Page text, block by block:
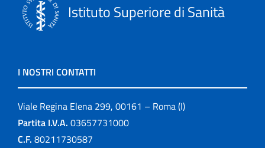
Istituto Superiore di Sanità
I NOSTRI CONTATTI
Viale Regina Elena 299, 00161 – Roma (I)
Partita I.V.A. 03657731000
C.F. 80211730587